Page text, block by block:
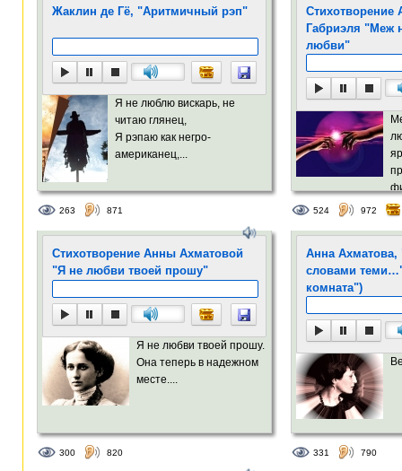
Жаклин де Гё, "Аритмичный рэп"
Я не люблю вискарь, не
читаю глянец,
Я рэпаю как негро-
американец,...
263 871
Стихотворение
Габриэля "Меж
любви"
под откос......
524 972
Стихотворение Анны Ахматовой
"Я не любви твоей прошу"
Я не любви твоей прошу.
Она теперь в надежном
месте....
300 820
Анна Ахматова,
словами
комната")
331 790